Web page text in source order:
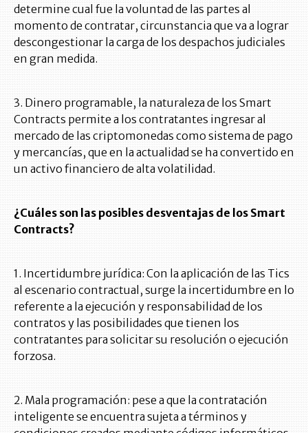
determine cual fue la voluntad de las partes al
momento de contratar, circunstancia que va a lograr
descongestionar la carga de los despachos judiciales
en gran medida.
3. Dinero programable, la naturaleza de los Smart
Contracts permite a los contratantes ingresar al
mercado de las criptomonedas como sistema de pago
y mercancías, que en la actualidad se ha convertido en
un activo financiero de alta volatilidad.
¿Cuáles son las posibles desventajas de los Smart
Contracts?
1. Incertidumbre jurídica: Con la aplicación de las Tics
al escenario contractual, surge la incertidumbre en lo
referente a la ejecución y responsabilidad de los
contratos y las posibilidades que tienen los
contratantes para solicitar su resolución o ejecución
forzosa.
2. Mala programación: pese a que la contratación
inteligente se encuentra sujeta a términos y